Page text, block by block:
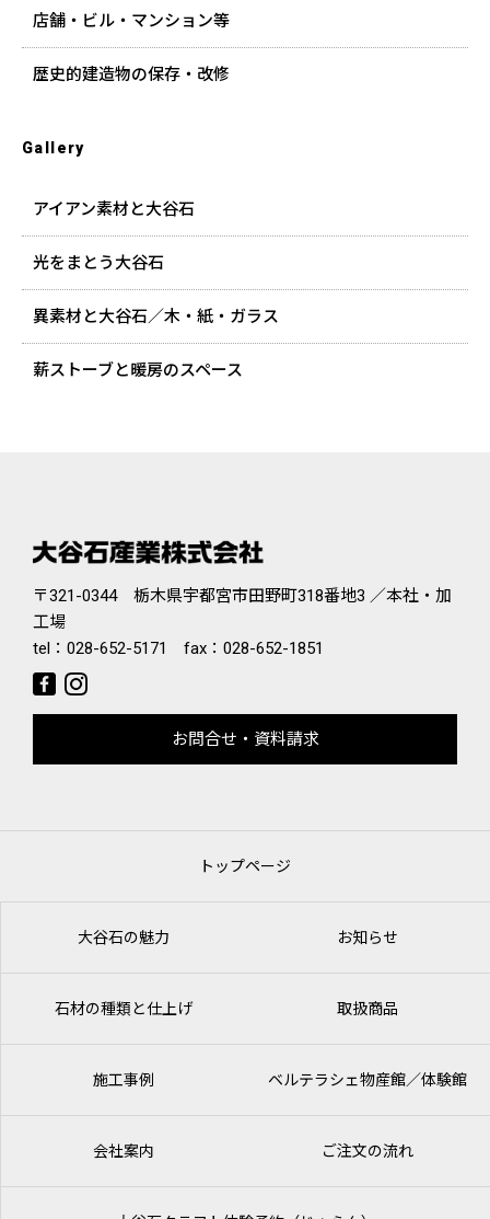
店舗・ビル・マンション等
歴史的建造物の保存・改修
Gallery
アイアン素材と大谷石
光をまとう大谷石
異素材と大谷石／木・紙・ガラス
薪ストーブと暖房のスペース
〒321-0344 栃木県宇都宮市田野町318番地3 ／本社・加
工場
tel： 028-652-5171 fax：028-652-1851
お問合せ・資料請求
トップページ
大谷石の魅力 お知らせ
石材の種類と仕上げ 取扱商品
施工事例 ベルテラシェ物産館／体験館
会社案内 ご注文の流れ